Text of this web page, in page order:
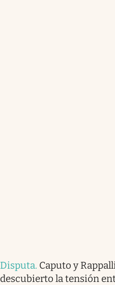
Disputa. Caputo y
descubierto la tensión